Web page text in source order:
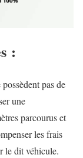
:
pas de
une
parcourus et
les frais
le dit véhicule.